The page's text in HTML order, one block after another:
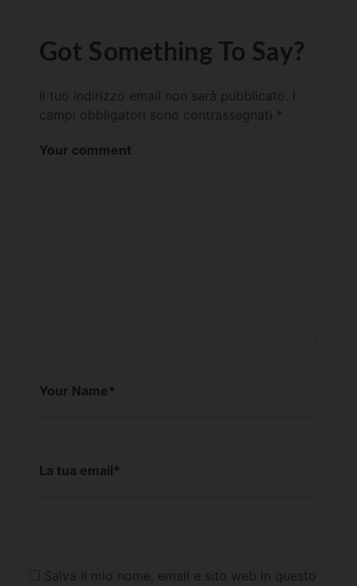
Got Something To Say?
Il tuo indirizzo email non sarà pubblicato.
campi obbligatori sono contrassegnati *
Your comment
Your Name*
La tua email*
Salva il mio nome, email e sito web in questo